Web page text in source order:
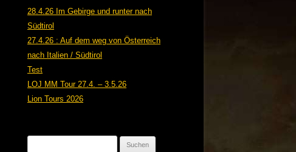
28.4.26 Im Gebirge und runter nach
Südtirol
27.4.26 : Auf dem weg von Österreich
nach Italien / Südtirol
Test
LOJ MM Tour 27.4. – 3.5.26
Lion Tours 2026